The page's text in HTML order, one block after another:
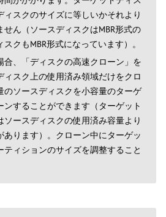
ィスクのサイズに等しいかそれより
せん（ソースディスクはMBR形式の
クもMBR形式になっています）。
合、「ディスクの高速クローン」を
ィスク上の使用済み領域だけをクロ
のソースディスクを小容量のターゲ
ンすることができます（ターゲット
ースディスクの使用済み容量より
あります）。クローン中にターゲッ
ティションのサイズを調整すること